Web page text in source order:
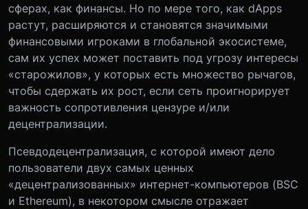
сферах, как финансы. Но по мере того, как dApps
растут, расширяются и становятся значимыми
финансовыми игроками в глобальной экосистеме,
сам их успех может поставить под угрозу интересы
«старожилов», у которых есть множество рычагов,
чтобы сдержать их рост, если сеть проигнорирует
важность сопротивления цензуре и/или
децентрализации.
Псевдодецентрализация, с которой имеют дело
пользователи двух самых ценных
«децентрализованных» интернет-компьютеров (BSC
и Ethereum), в некотором смысле отражает